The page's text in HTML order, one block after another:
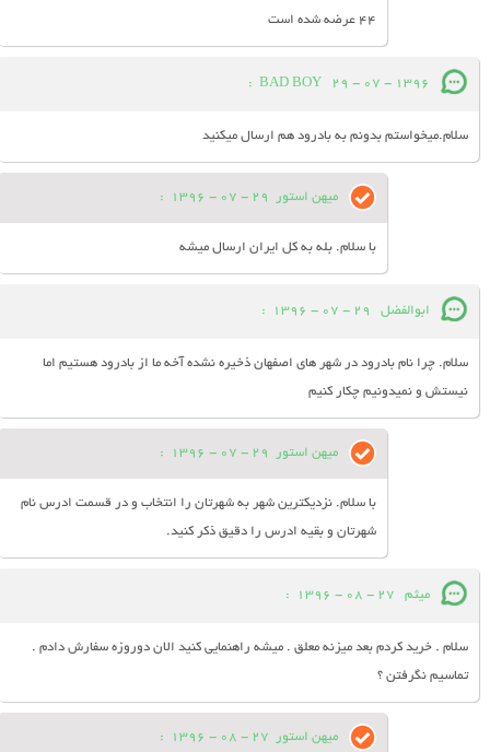
44 عرضه شده است
BAD BOY 29 - 07 - 1396
:
سلام.میخواستم بدونم به بادرود هم ارسال میکنید
میهن استور 29 - 07 - 1396
:
با سلام. بله به کل ایران ارسال میشه
ابوالفضل 29 - 07 - 1396
:
سلام. چرا نام بادرود در شهر های اصفهان ذخیره نشده آخه ما از بادرود هستیم اما
نیستش و نمیدونیم چکار کنیم
میهن استور 29 - 07 - 1396
:
با سلام. نزدیکترین شهر به شهرتان را انتخاب و در قسمت ادرس نام
شهرتان و بقیه ادرس را دقیق ذکر کنید.
میثم 27 - 08 - 1396
:
سلام . خرید کردم بعد میزنه معلق . میشه راهنمایی کنید الان دوروزه سفارش دادم .
تماسیم نگرفتن ؟
میهن استور 27 - 08 - 1396
: